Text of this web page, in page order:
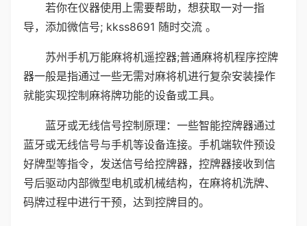
若你在仪器使用上需要帮助，想获取一对一指
导，添加微信号; kkss8691 随时交流 。
苏州手机万能麻将机遥控器;普通麻将机程序控牌
器一般是指通过一些无需对麻将机进行复杂安装操作
就能实现控制麻将牌功能的设备或工具。
蓝牙或无线信号控制原理：一些智能控牌器通过
蓝牙或无线信号与手机等设备连接。手机端软件预设
好牌型等指令，发送信号给控牌器，控牌器接收到信
号后驱动内部微型电机或机械结构，在麻将机洗牌、
码牌过程中进行干预，达到控牌目的。